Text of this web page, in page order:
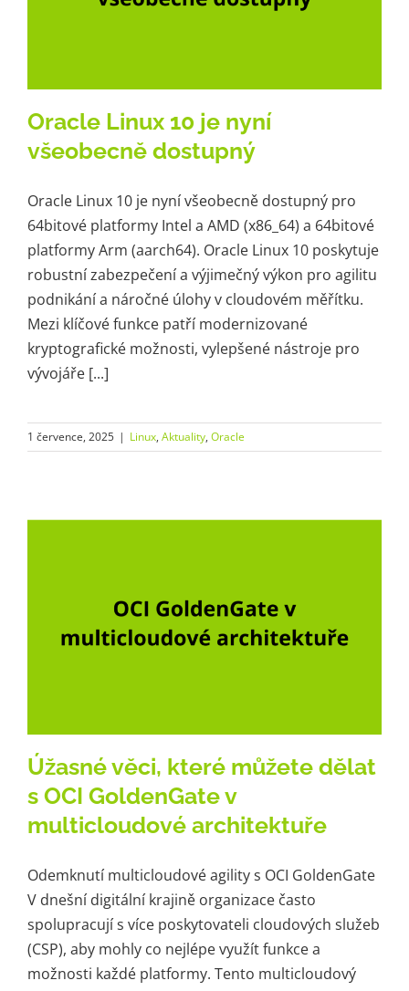
Oracle Linux 10 je nyní
všeobecně dostupný
Oracle Linux 10 je nyní všeobecně dostupný pro
64bitové platformy Intel a AMD (x86_64) a 64bitové
platformy Arm (aarch64). Oracle Linux 10 poskytuje
robustní zabezpečení a výjimečný výkon pro agilitu
podnikání a náročné úlohy v cloudovém měřítku.
Mezi klíčové funkce patří modernizované
kryptografické možnosti, vylepšené nástroje pro
vývojáře [...]
1 července, 2025 | Linux, Aktuality, Oracle
Úžasné věci, které můžete dělat
s OCI GoldenGate v
multicloudové architektuře
Odemknutí multicloudové agility s OCI GoldenGate
V dnešní digitální krajině organizace často
spolupracují s více poskytovateli cloudových služeb
(CSP), aby mohly co nejlépe využít funkce a
možnosti každé platformy. Tento multicloudový